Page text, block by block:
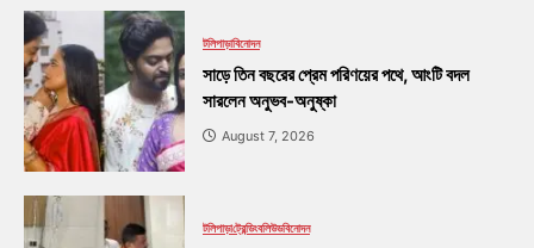
টলিপাড়াবিনোদন
সাড়ে তিন বছরের প্রেম পরিণয়ের পথে, আংটি বদল
সারলেন অনুভব-অনুষ্কা
August 7, 2026
টলিপাড়াট্রেন্ডিংবলিউডবিনোদন